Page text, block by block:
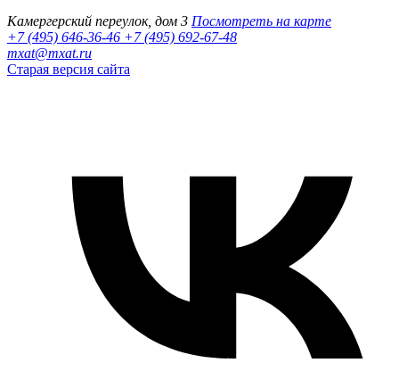
Камергерский переулок, дом 3 Посмотреть на карте
+7 (495) 646-36-46 +7 (495) 692-67-48‬
mxat@mxat.ru
Старая версия сайта